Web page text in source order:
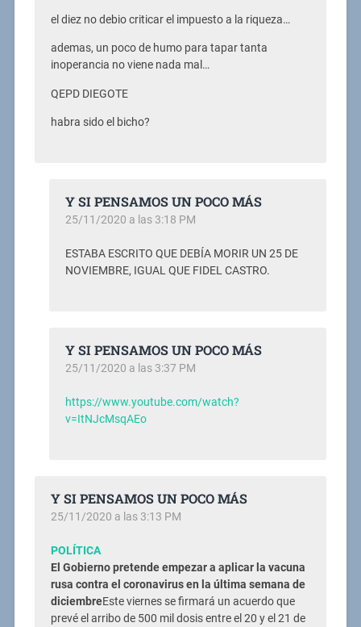
el diez no debio criticar el impuesto a la riqueza…
ademas, un poco de humo para tapar tanta
inoperancia no viene nada mal…
QEPD DIEGOTE
habra sido el bicho?
Y SI PENSAMOS UN POCO MÁS
25/11/2020 a las 3:18 PM
ESTABA ESCRITO QUE DEBÍA MORIR UN 25 DE
NOVIEMBRE, IGUAL QUE FIDEL CASTRO.
Y SI PENSAMOS UN POCO MÁS
25/11/2020 a las 3:37 PM
https://www.youtube.com/watch?
v=ItNJcMsqAEo
Y SI PENSAMOS UN POCO MÁS
25/11/2020 a las 3:13 PM
POLÍTICA
El Gobierno pretende empezar a aplicar la vacuna
rusa contra el coronavirus en la última semana de
diciembreEste viernes se firmará un acuerdo que
prevé el arribo de 500 mil dosis entre el 20 y el 21 de